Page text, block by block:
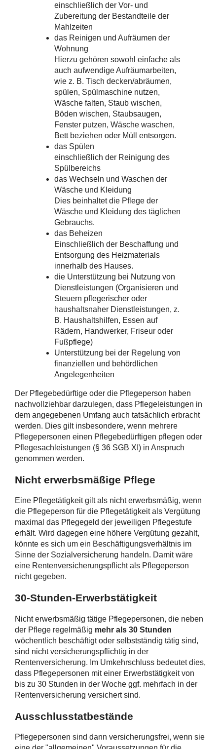
einschließlich der Vor- und
Zubereitung der Bestandteile der
Mahlzeiten
das Reinigen und Aufräumen der
Wohnung
Hierzu gehören sowohl einfache als
auch aufwendige Aufräumarbeiten,
wie z. B. Tisch decken/abräumen,
spülen, Spülmaschine nutzen,
Wäsche falten, Staub wischen,
Böden wischen, Staubsaugen,
Fenster putzen, Wäsche waschen,
Bett beziehen oder Müll entsorgen.
das Spülen
einschließlich der Reinigung des
Spülbereichs
das Wechseln und Waschen der
Wäsche und Kleidung
Dies beinhaltet die Pflege der
Wäsche und Kleidung des täglichen
Gebrauchs.
das Beheizen
Einschließlich der Beschaffung und
Entsorgung des Heizmaterials
innerhalb des Hauses.
die Unterstützung bei Nutzung von
Dienstleistungen (Organisieren und
Steuern pflegerischer oder
haushaltsnaher Dienstleistungen, z.
B. Haushaltshilfen, Essen auf
Rädern, Handwerker, Friseur oder
Fußpflege)
Unterstützung bei der Regelung von
finanziellen und behördlichen
Angelegenheiten
Der Pflegebedürftige oder die Pflegeperson haben
nachvollziehbar darzulegen, dass Pflegeleistungen in
dem angegebenen Umfang auch tatsächlich erbracht
werden. Dies gilt insbesondere, wenn mehrere
Pflegepersonen einen Pflegebedürftigen pflegen oder
Pflegesachleistungen (§ 36 SGB XI) in Anspruch
genommen werden.
Nicht erwerbsmäßige Pflege
Eine Pflegetätigkeit gilt als nicht erwerbsmäßig, wenn
die Pflegeperson für die Pflegetätigkeit als Vergütung
maximal das Pflegegeld der jeweiligen Pflegestufe
erhält. Wird dagegen eine höhere Vergütung gezahlt,
könnte es sich um ein Beschäftigungsverhältnis im
Sinne der Sozialversicherung handeln. Damit wäre
eine Rentenversicherungspflicht als Pflegeperson
nicht gegeben.
30-Stunden-Erwerbstätigkeit
Nicht erwerbsmäßig tätige Pflegepersonen, die neben
der Pflege regelmäßig mehr als 30 Stunden
wöchentlich beschäftigt oder selbstständig tätig sind,
sind nicht versicherungspflichtig in der
Rentenversicherung. Im Umkehrschluss bedeutet dies,
dass Pflegepersonen mit einer Erwerbstätigkeit von
bis zu 30 Stunden in der Woche ggf. mehrfach in der
Rentenversicherung versichert sind.
Ausschlusstatbestände
Pflegepersonen sind dann versicherungsfrei, wenn sie